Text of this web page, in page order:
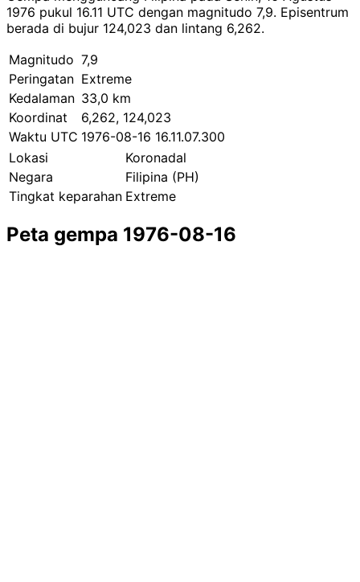
1976 pukul 16.11 UTC dengan magnitudo 7,9. Episentrum
berada di bujur 124,023 dan lintang 6,262.
Magnitudo 7,9
Peringatan Extreme
Kedalaman 33,0 km
Koordinat
6,262, 124,023
Waktu UTC 1976-08-16 16.11.07.300
Lokasi
Koronadal
Negara
Filipina (PH)
Tingkat keparahan Extreme
Peta gempa 1976-08-16